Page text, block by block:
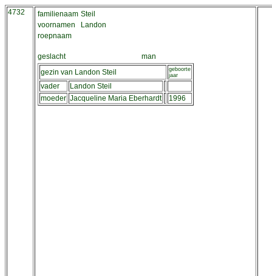
4732 familienaam Steil
voornamen
Landon
roepnaam
geslacht
man
gezin van Landon Steil
geboorte
jaar
vader
Landon Steil
moeder Jacqueline Maria Eberhardt 1996